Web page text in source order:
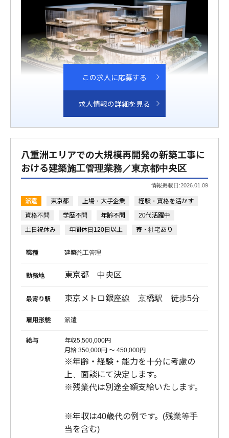
この求人に応募する
求人情報の詳細を見る
八重洲エリアでの大規模再開発の新築工事に
おける建築施工管理業務／東京都中央区
情報掲載日:2026.01.09
派遣 東京都 上場・大手企業
経験・資格を活かす
資格不問
学歴不問 年齢不問
20代活躍中
土日祝休み
年間休日120日以上 寮・社宅あり
職種 建築施工管理
勤務地 東京都 中央区
最寄り駅 東京メトロ銀座線 京橋駅 徒歩5分
雇用形態 派遣
給与
年収5,500,000円
月給 350,000円 〜 450,000円
※年齢・経験・能力を十分に考慮の
上、面談にて決定します。
※残業代は別途全額支給いたします。
※年収は40歳代の例です。(残業等手
当を含む)